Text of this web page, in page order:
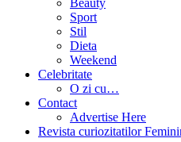
Beauty
Sport
Stil
Dieta
Weekend
Celebritate
O zi cu…
Contact
Advertise Here
Revista curiozitatilor